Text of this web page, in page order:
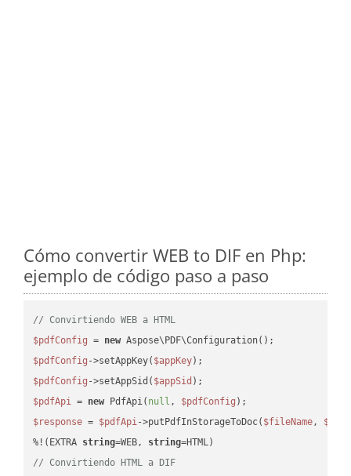
Cómo convertir WEB to DIF en Php:
ejemplo de código paso a paso
// Convirtiendo WEB a HTML
$pdfConfig = new
$pdfConfig ->setAppKey( $appKey
$pdfConfig ->setAppSid( $appSid
$pdfApi = new PdfApi( null , $pdfConfig
$response = $pdfApi->putPdfInStorageToDoc( $fileName,
%!(EXTRA string=WEB, string
// Convirtiendo HTML a DIF